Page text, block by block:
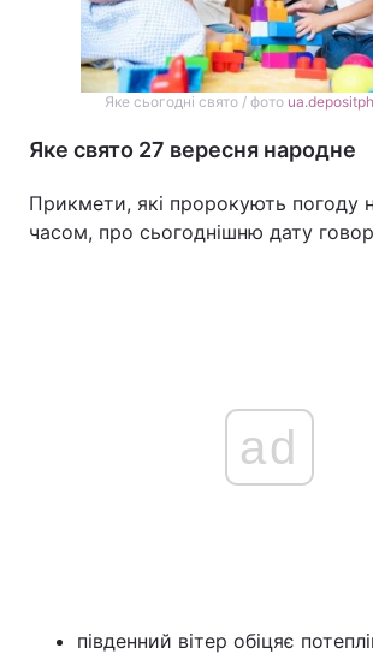
Яке сьогодні свято / фото
Яке свято 27 вересня народне
Прикмети, які пророкують погоду
часом, про сьогоднішню дату
ad
південний вітер обіцяє